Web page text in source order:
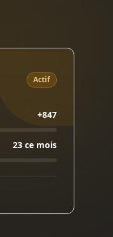
Actif
+847
23 ce mois